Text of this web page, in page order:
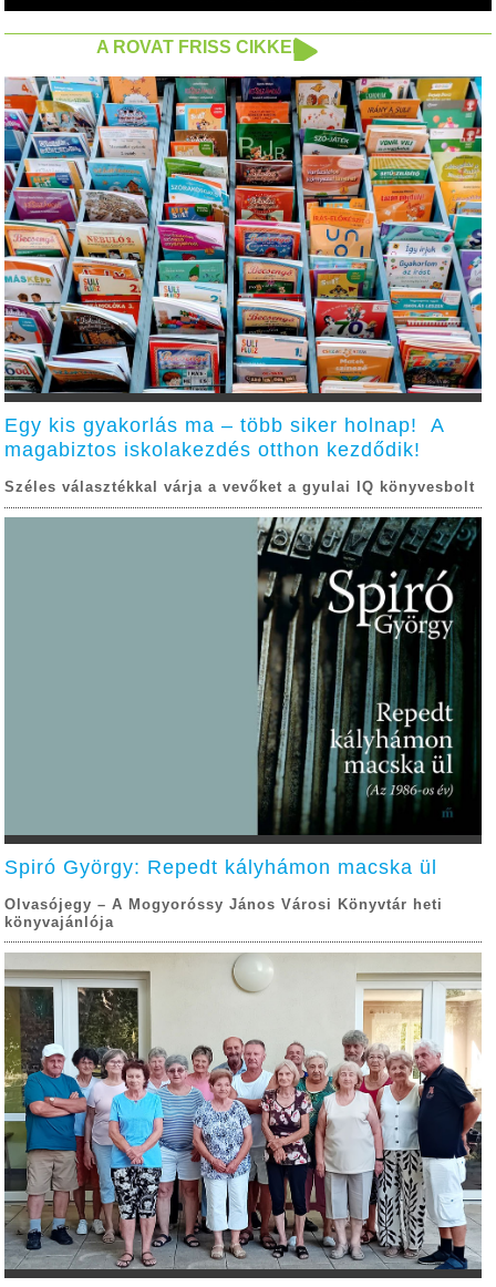
A ROVAT FRISS CIKKEI
Egy kis gyakorlás ma – több siker holnap! A
magabiztos iskolakezdés otthon kezdődik!
Széles választékkal várja a vevőket a gyulai IQ könyvesbolt
Spiró György: Repedt kályhámon macska ül
Olvasójegy – A Mogyoróssy János Városi Könyvtár heti
könyvajánlója